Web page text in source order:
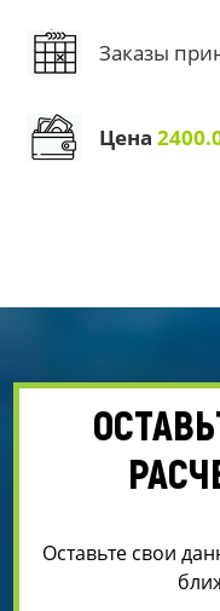
Заказы
Цена
Оставьте свои